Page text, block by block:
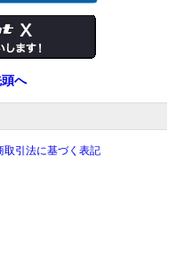
へ
取引法に基づく表記